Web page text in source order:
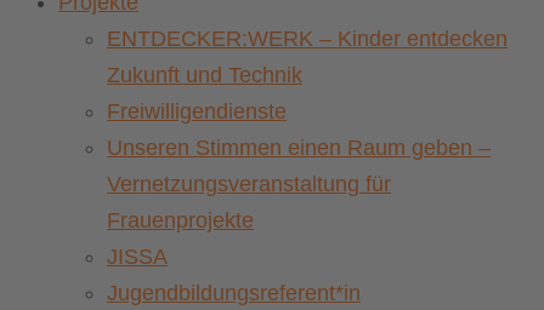
ENTDECKER:WERK – Kinder entdecken
Zukunft und Technik
Freiwilligendienste
Unseren Stimmen einen Raum geben –
Vernetzungsveranstaltung für
Frauenprojekte
JISSA
Jugendbildungsreferent*in